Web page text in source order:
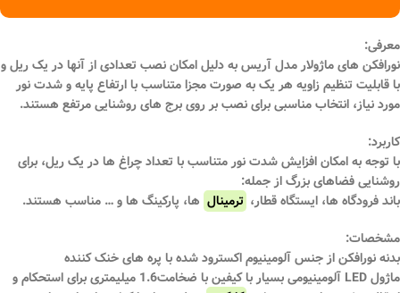
معرفی:
نورافکن های ماژولار مدل آریس به دلیل امکان نصب تعدادی از آنها در یک ریل و
با قابلیت تنظیم زاویه هر یک به صورت مجزا متناسب با ارتفاع پایه و شدت نور
مورد نیاز، انتخاب مناسبی برای نصب بر روی برج های روشنایی مرتفع هستند.
کاربرد:
با توجه به امکان افزایش شدت نور متناسب با تعداد چراغ ها در یک ریل، برای
روشنایی فضاهای بزرگ از جمله:
باند فرودگاه ها، ایستگاه قطار، ترمینال ها، پارکینگ ها و … مناسب هستند.
مشخصات:
بدنه نورافکن از جنس آلومینیوم اکسترود شده با پره های خنک کننده
ماژول LED آلومینیومی بسیار با کیفین با ضخامت1.6 میلیمتری برای استحکام و